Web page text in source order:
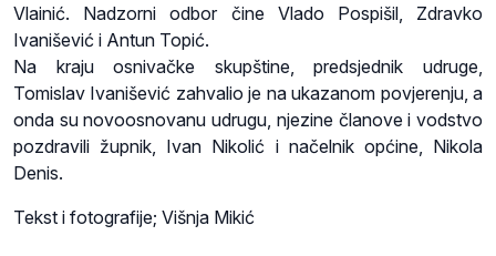
Vlainić. Nadzorni odbor čine Vlado Pospišil, Zdravko
Ivanišević i Antun Topić.
Na kraju osnivačke skupštine, predsjednik udruge,
Tomislav Ivanišević zahvalio je na ukazanom povjerenju, a
onda su novoosnovanu udrugu, njezine članove i vodstvo
pozdravili župnik, Ivan Nikolić i načelnik općine, Nikola
Denis.
Tekst i fotografije; Višnja Mikić